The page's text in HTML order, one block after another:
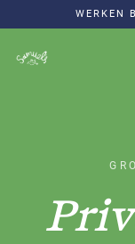
WERKEN